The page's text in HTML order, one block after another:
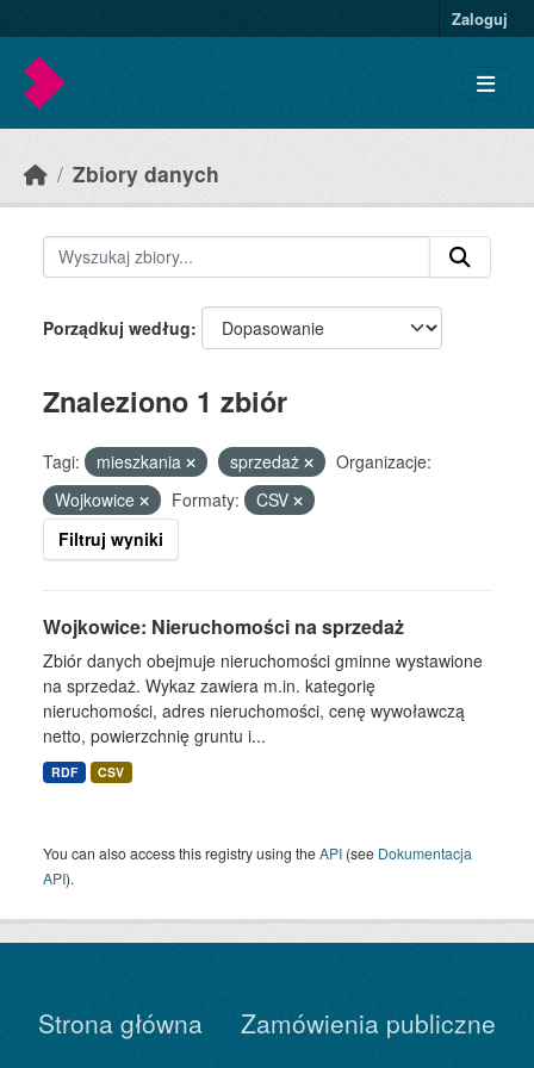
Zaloguj
Zbiory danych
Porządkuj według
Znaleziono 1 zbiór
Tagi: mieszkania sprzedaż
Organizacje:
Wojkowice
Formaty:
CSV
Filtruj wyniki
Wojkowice: Nieruchomości na sprzedaż
Zbiór danych obejmuje nieruchomości gminne wystawione
na sprzedaż. Wykaz zawiera m.in. kategorię
nieruchomości, adres nieruchomości, cenę wywoławczą
netto, powierzchnię gruntu i...
RDF CSV
You can also access this registry using theAPI (see Dokumentacja
API).
Strona główna
Zamówienia publiczne